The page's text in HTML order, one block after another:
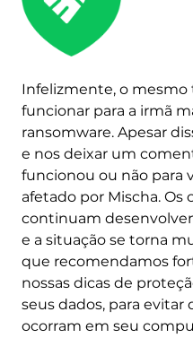
Infelizmente, o
funcionar para a irmã
ransomware. Apesar
e nos deixar um
funcionou ou não para
afetado por Mischa. Os
continuam
e a situação se torna
que recomendamos
nossas dicas de
seus dados, para evitar
ocorram em seu